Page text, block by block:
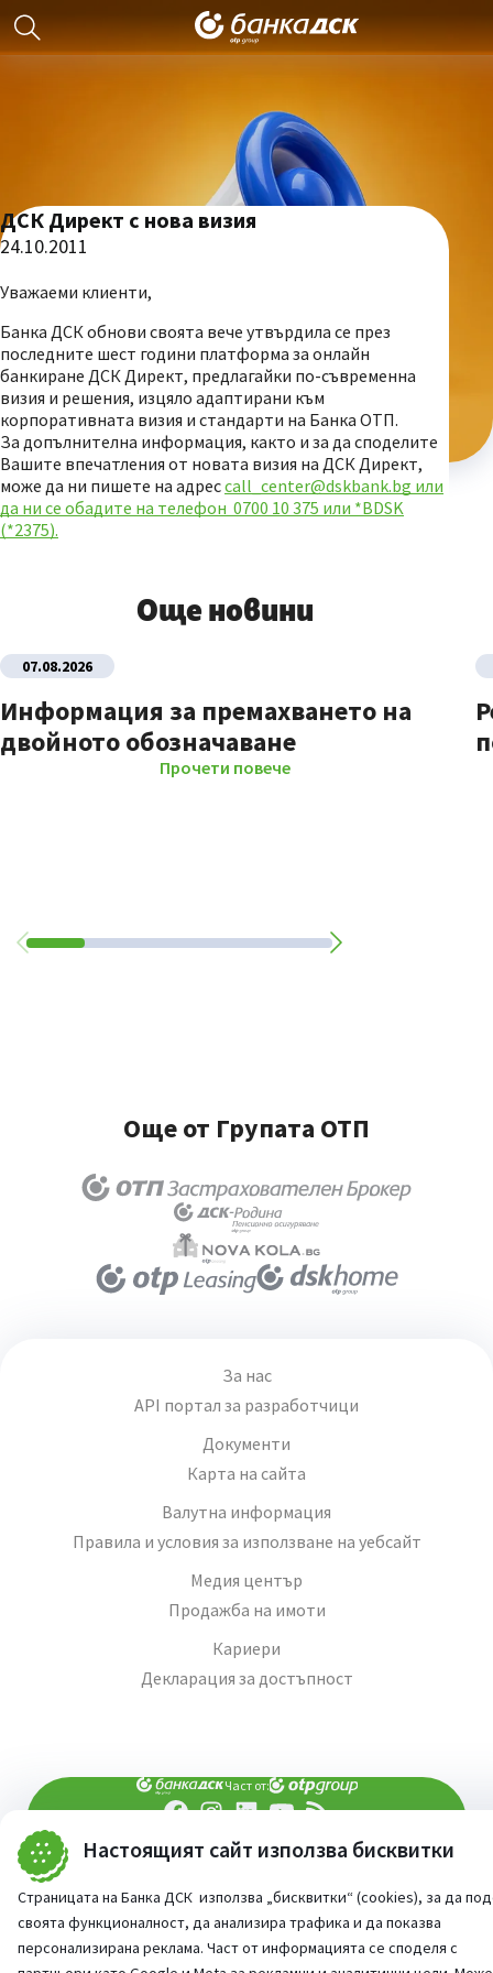
Настоящият сайт използва бисквитки
Страницата на Банка ДСК използва „бисквитки“ (cookies), за да
своята функционалност, да анализира трафика и да показва
персонализирана реклама. Част от информацията се споделя с
ДСК Директ с нова визия
24.10.2011
Уважаеми клиенти,
Банка ДСК обнови своята вече утвърдила се през
последните шест години платформа за онлайн
банкиране ДСК Директ, предлагайки по-съвременна
визия и решения, изцяло адаптирани към
корпоративната визия и стандарти на Банка ОТП.
За допълнителна информация, както и за да споделите
Вашите впечатления от новата визия на ДСК Директ,
може да ни пишете на адресcall_center@dskbank.bg или
да ни се обадите на телефон 0700 10 375 или *BDSK
(*2375).
Още новини
07.08.2026
Информация за премахването на
двойното обозначаване
Прочети повече
Още от Групата ОТП
За нас
API портал за разработчици
Документи
Карта на сайта
Валутна информация
Правила и условия за използване на уебсайт
Медия център
Продажба на имоти
Кариери
Декларация за достъпност
Част от:
При въпроси -попитай AI асистента ни
©2026
Всички права запазени
Сайт от:StudioX